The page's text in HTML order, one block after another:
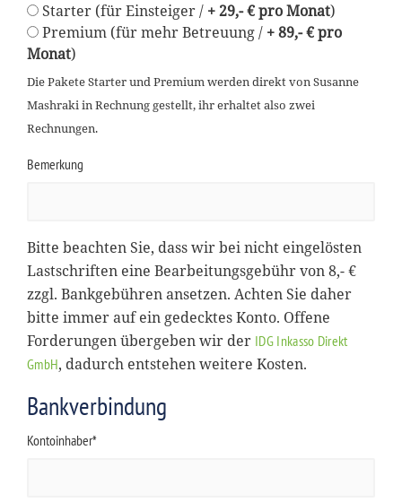
Starter (für Einsteiger / + 29,- € pro Monat)
Premium (für mehr Betreuung / + 89,- € pro
Monat)
Die Pakete Starter und Premium werden direkt von Susanne
Mashraki in Rechnung gestellt, ihr erhaltet also zwei
Rechnungen.
Bemerkung
Bitte beachten Sie, dass wir bei nicht eingelösten
Lastschriften eine Bearbeitungsgebühr von 8,- €
zzgl. Bankgebühren ansetzen. Achten Sie daher
bitte immer auf ein gedecktes Konto. Offene
Forderungen übergeben wir der IDG Inkasso Direkt
GmbH, dadurch entstehen weitere Kosten.
Bankverbindung
Kontoinhaber*